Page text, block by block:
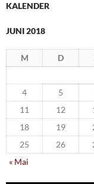
KALENDER
JUNI 2018
M D
4
5
11
12
18
19
25
26
« Mai